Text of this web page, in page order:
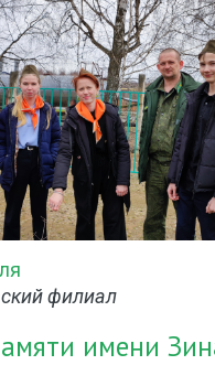
филиал
имени